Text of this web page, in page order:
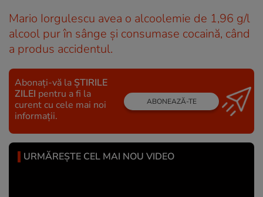
Mario Iorgulescu avea o alcoolemie de 1,96 g/l
alcool pur în sânge și consumase cocaină, când
a produs accidentul.
Abonați-vă la ȘTIRILE
ZILEI pentru a fi la
curent cu cele mai noi
informații.
ABONEAZĂ-TE
URMĂREȘTE CEL MAI NOU VIDEO